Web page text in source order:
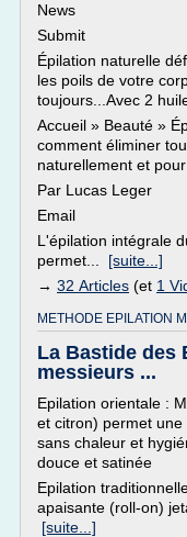
News
Submit
Épilation naturelle
les poils de votre
toujours...Avec 2
Accueil » Beauté »
comment éliminer
naturellement et
Par Lucas Leger
Email
L'épilation intégrale
permet... [suite...]
→ 32 Articles (et 1
METHODE EPILATION
La Bastide des
messieurs ...
Epilation orientale :
et citron) permet une
sans chaleur et
douce et satinée
Epilation
apaisante (roll-on)
[suite...]